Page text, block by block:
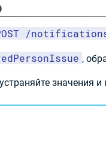
/
,
значения